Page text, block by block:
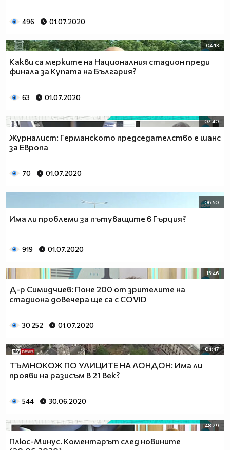
496 01.07.2020
04:13
Какви са мерките на Националния стадион преди
финала за Купата на България?
63 01.07.2020
07:40
Журналист: Германското председателство е шанс
за Европа
70 01.07.2020
06:50
Има ли проблеми за пътуващите в Гърция?
919 01.07.2020
15:46
Д-р Симидчиев: Поне 200 от зрителите на
стадиона довечера ще са с COVID
30 252 01.07.2020
04:47
ТЪМНОКОЖ ПО УЛИЦИТЕ НА ЛОНДОН: Има ли
прояви на разисъм в 21 век?
544 30.06.2020
48:29
Плюс-Минус. Коментарът след новините